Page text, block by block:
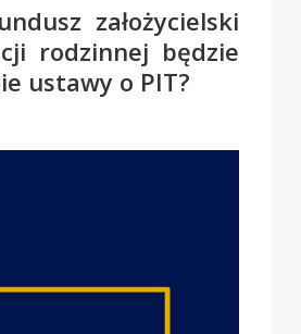
założycielski
rodzinnej będzie
ustawy o PIT?